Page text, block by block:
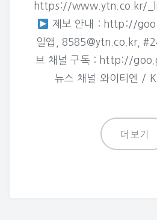
https://www.ytn.co.kr/
제보 안내 : http://
일앱, 8585@ytn.co.kr,
브 채널 구독 : http://
뉴스 채널 와이티엔 /
더보기